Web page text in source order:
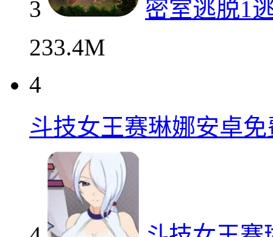
3
密室逃脱1
233.4M
4
斗技女王赛琳娜安卓